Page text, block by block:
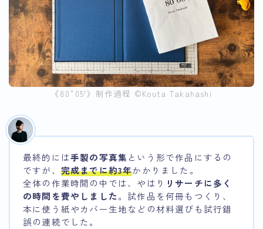
《80°05′》制作過程 ©︎Kouta Takahashi
最終的には手製の写真集 という形で作品にするの
ですが、 完成までに約3年かかりました。
全体の作業時間の中では、やはり リサーチに多く
の時間を費やしました。試作品を何冊もつくり、
本に使う紙やカバー生地などの材料選びも試行錯
誤の連続でした。